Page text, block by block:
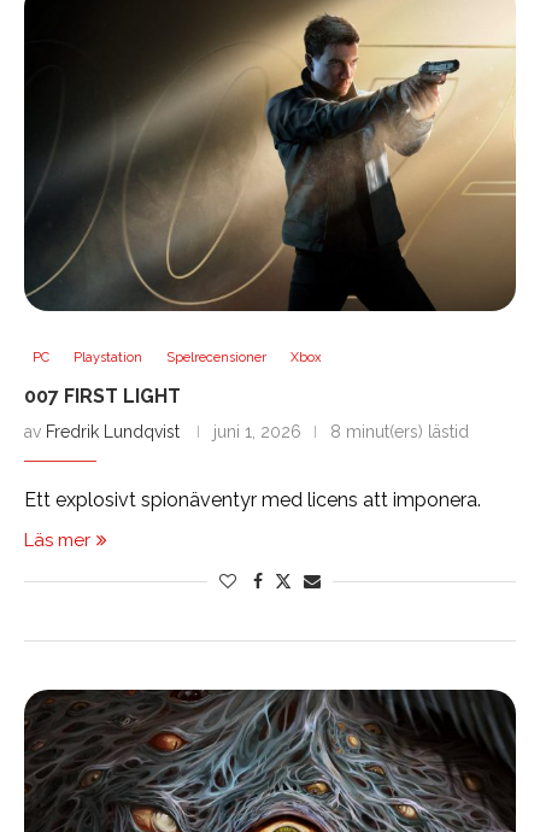
PC Playstation Spelrecensioner Xbox
007 FIRST LIGHT
av Fredrik Lundqvist juni 1, 2026 8 minut(ers) lästid
Ett explosivt spionäventyr med licens att imponera.
Läs mer